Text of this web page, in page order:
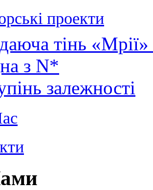
проекти
тінь
з N*
залежності